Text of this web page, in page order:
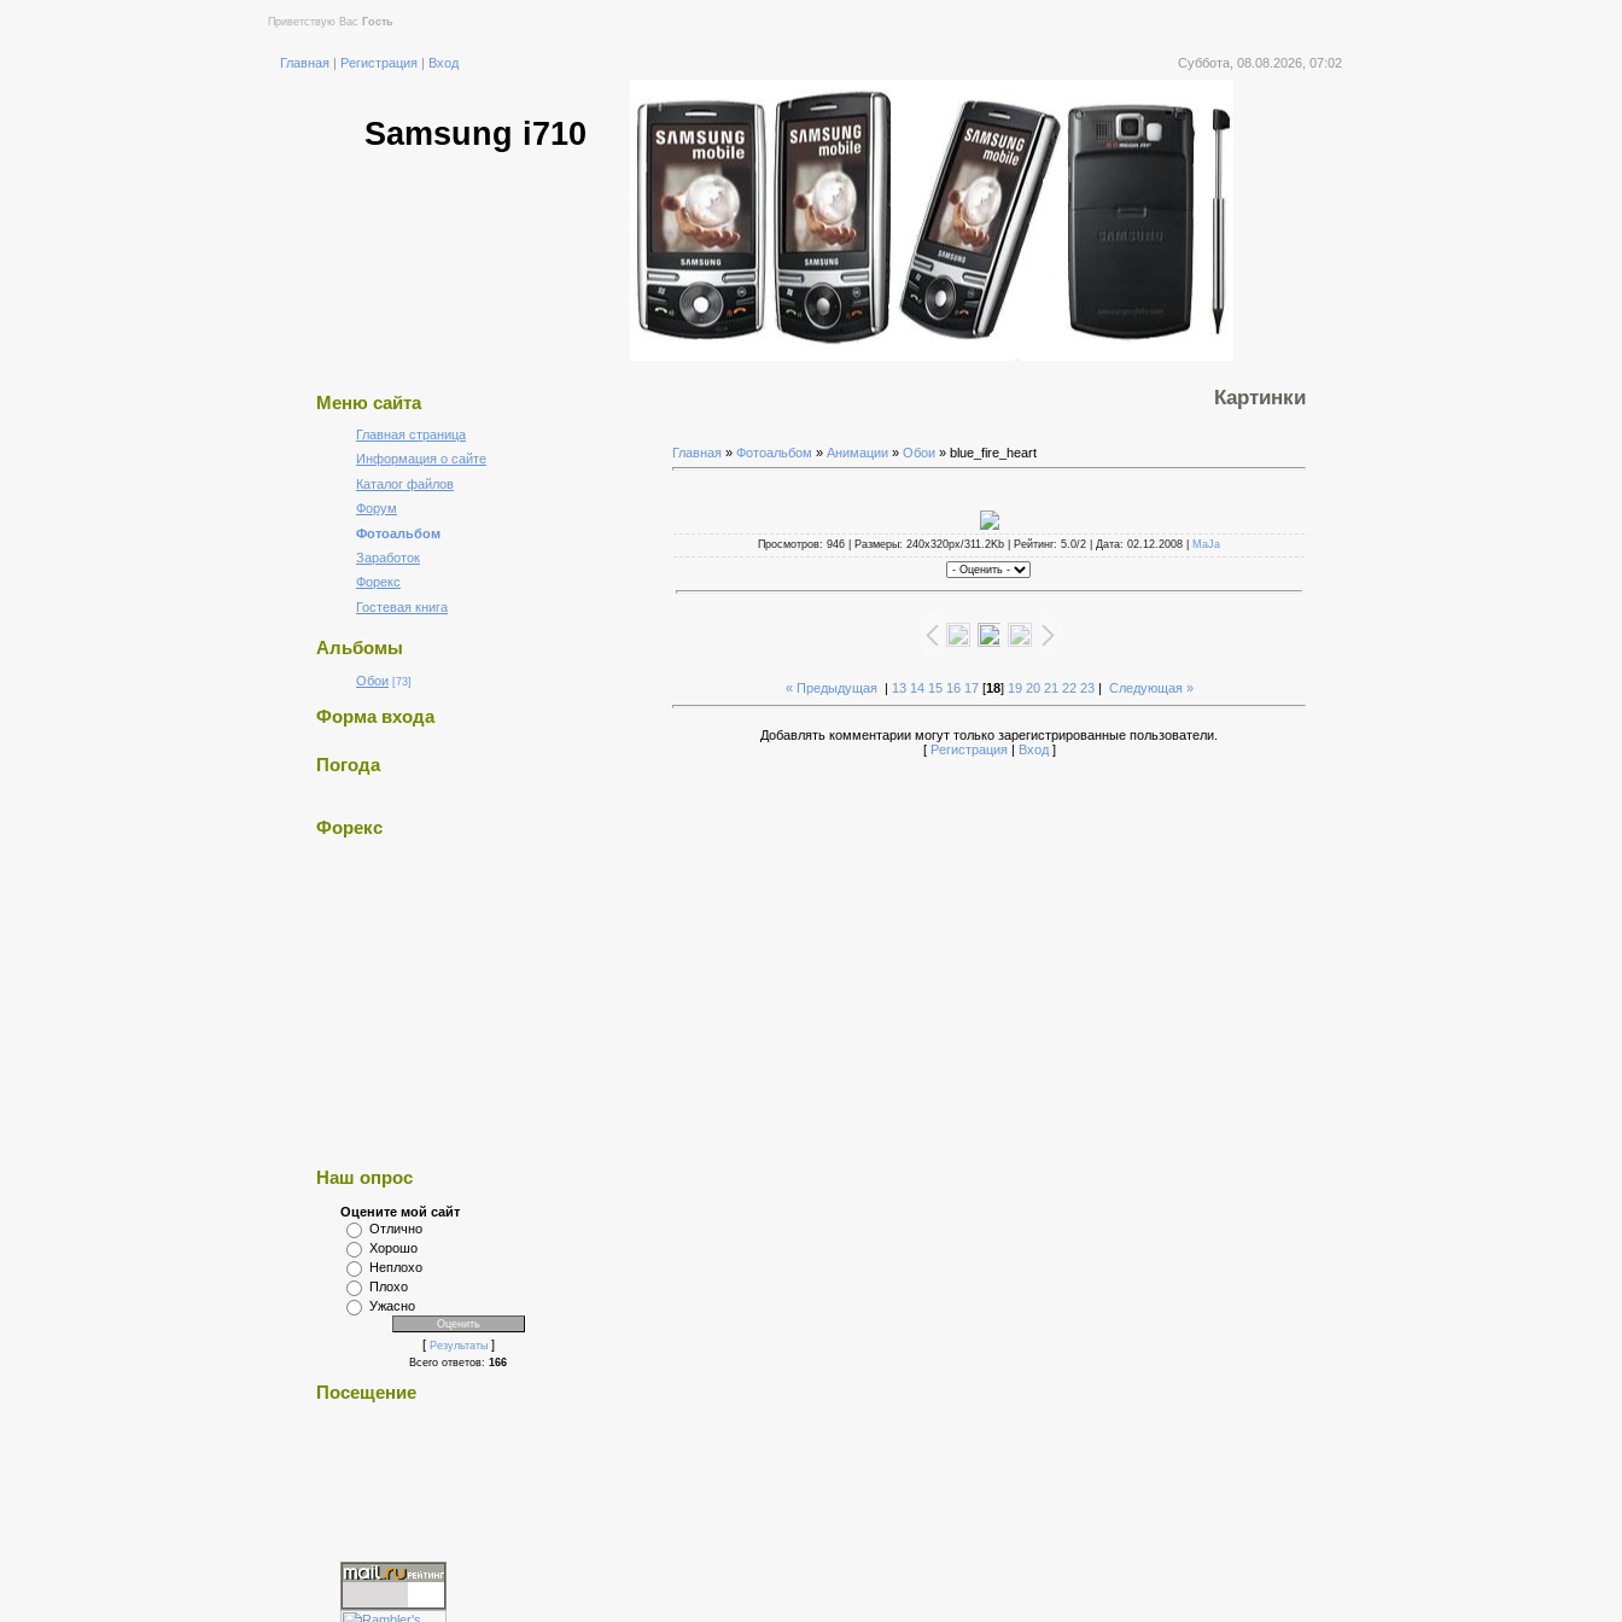
Приветствую Вас Гость
Главная | Регистрация | Вход Суббота, 08.08.2026, 07:02
Samsung i710
Меню сайта
Главная страница
Информация о сайте
Каталог файлов
Форум
Фотоальбом
Заработок
Форекс
Гостевая книга
Альбомы
Обои [73]
Форма входа
Погода
Форекс
Наш опрос
Оцените мой сайт
Отлично
Хорошо
Неплохо
Плохо
Ужасно
[ Результаты]
Всего ответов: 166
Посещение
Картинки
Главная » Фотоальбом » Анимации » Обои » blue_fire_heart
Просмотров: 946 | Размеры: 240x320px/311.2Kb | Рейтинг: 5.0/2 | Дата: 02.12.2008 | MaJa
« Предыдущая| 13 14 15 16 17[18] 19 20 21 22 23| Следующая »
Добавлять комментарии могут только зарегистрированные пользователи.
[ Регистрация| Вход]